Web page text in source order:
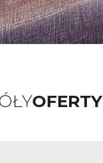
OFERTY